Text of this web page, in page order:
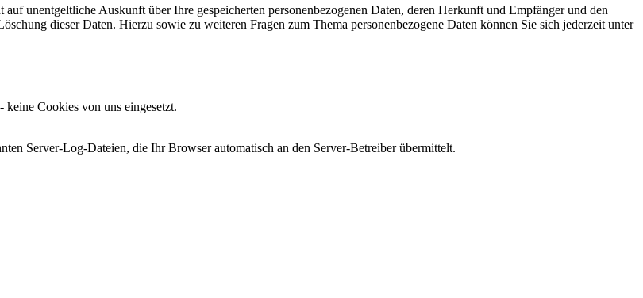
unentgeltliche Auskunft über Ihre gespeicherten personenbezogenen Daten, deren Herkunft und Empfänger und den
dieser Daten. Hierzu sowie zu weiteren Fragen zum Thema personenbezogene Daten können Sie sich jederzeit unter
keine Cookies von uns eingesetzt.
Server-Log-Dateien, die Ihr Browser automatisch an den Server-Betreiber übermittelt.